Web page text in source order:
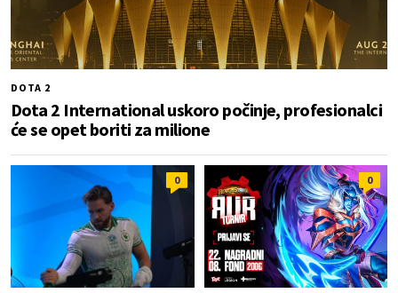
DOTA 2
Dota 2 International uskoro počinje, profesionalci
će se opet boriti za milione
0 0